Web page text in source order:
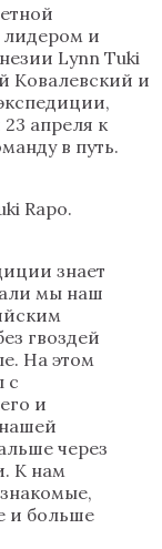
лидером и
Lynn Tuki
Ковалевский и
апреля к
в путь.
Rapo.
знает
мы наш
гвоздей
На этом
с
и
через
К нам
и больше